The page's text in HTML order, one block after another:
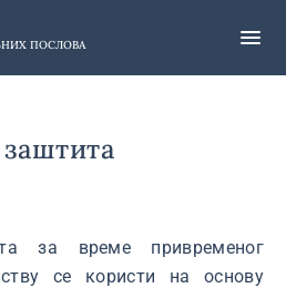
ПОСЛОВА
за време привременог
се користи на основу